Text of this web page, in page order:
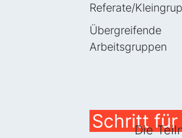
Referate/
Übergreifende
Arbeitsgruppen
Schritt
Die